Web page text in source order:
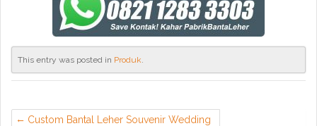
This entry was posted in Produk.
Custom Bantal Leher Souvenir Wedding